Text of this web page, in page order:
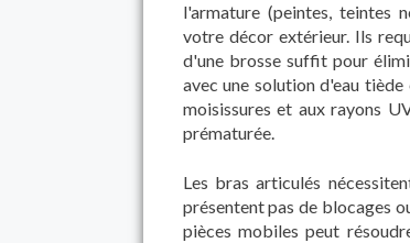
l'armature (peintes, teintes
votre décor extérieur. Ils
d'une brosse suffit pour
avec une solution d'eau
moisissures et aux rayons
prématurée.
Les bras articulés
présentent pas de blocages
pièces mobiles peut